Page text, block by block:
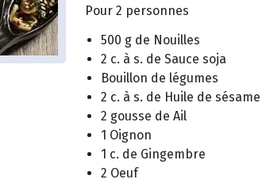
Pour 2 personnes
500 g de Nouilles
2 c. à s. de Sauce soja
Bouillon de légumes
2 c. à s. de Huile de sésame
2 gousse de Ail
1 Oignon
1 c. de Gingembre
2 Oeuf